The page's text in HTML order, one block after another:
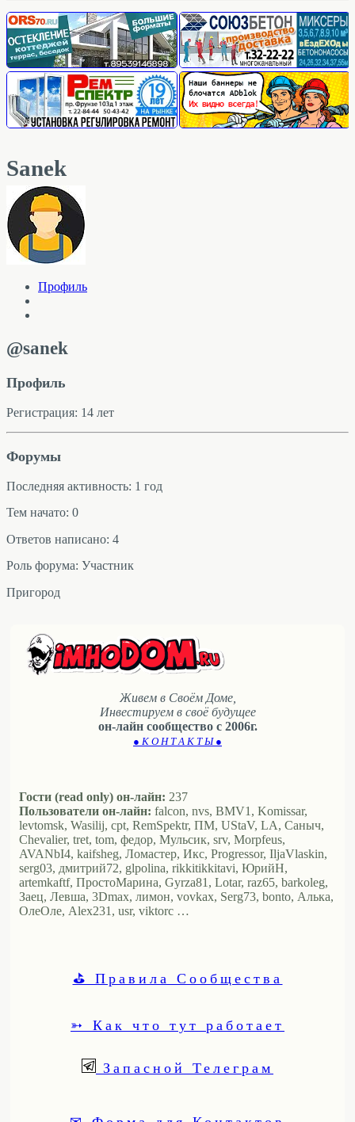
Sanek
Профиль
@sanek
Профиль
Регистрация: 14 лет
Форумы
Последняя активность: 1 год
Тем начато: 0
Ответов написано: 4
Роль форума: Участник
Пригород
Живем в Своём Доме,
Инвестируем в своё будущее
он-лайн сообщество с 2006г.
● К О Н Т А К Т Ы ●
Гости (read only) он-лайн: 237
Пользователи он-лайн: falcon, nvs, BMV1, Komissar,
levtomsk, Wasilij, cpt, RemSpektr, ПМ, UStaV, LA, Саныч,
Chevalier, tret, tom, федор, Мульсик, srv, Morpfeus,
AVANbI4, kaifsheg, Ломастер, Икс, Progressor, IljaVlaskin,
serg03, дмитрий72, glpolina, rikkitikkitavi, ЮрийН,
artemkaftf, ПростоМарина, Gyrza81, Lotar, raz65, barkoleg,
Заец, Левша, 3Dmax, лимон, vovkax, Serg73, bonto, Алька,
ОлеОле, Alex231, usr, viktorc …
⛳ Правила Сообщества
➳ Как что тут работает
Запасной Телеграм